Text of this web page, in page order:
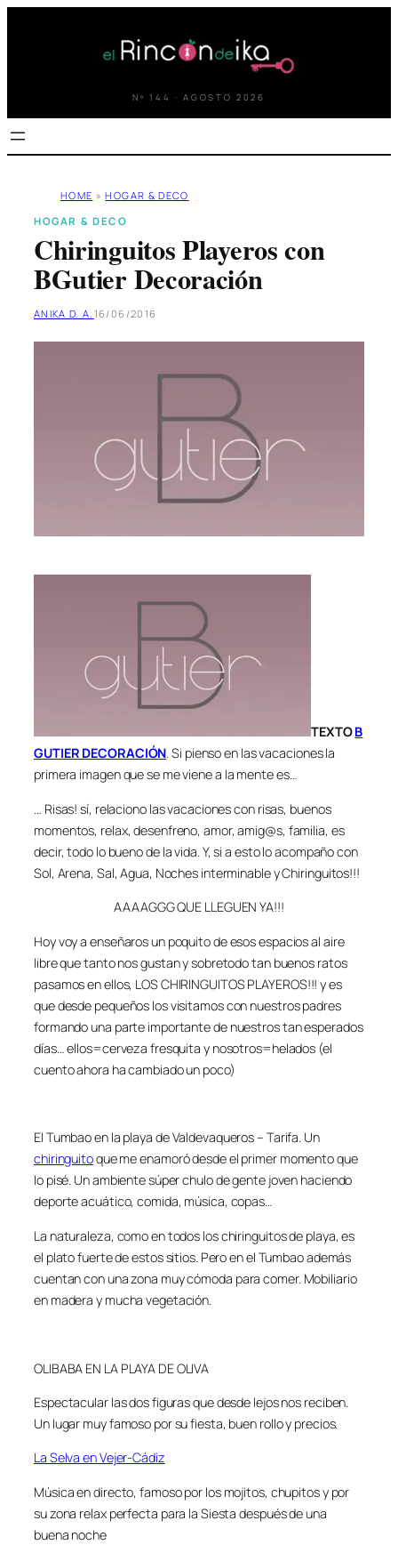
Nº 144 · AGOSTO 2026
HOME » HOGAR & DECO
HOGAR & DECO
Chiringuitos Playeros con
BGutier Decoración
ANIKA D. A. 16/06/2016
TEXTOB
GUTIER DECORACIÓN. Si pienso en las vacaciones la
primera imagen que se me viene a la mente es…
… Risas! sí, relaciono las vacaciones con risas, buenos
momentos, relax, desenfreno, amor, amig@s, familia, es
decir, todo lo bueno de la vida. Y, si a esto lo acompaño con
Sol, Arena, Sal, Agua, Noches interminable y Chiringuitos!!!
AAAAGGG QUE LLEGUEN YA!!!
Hoy voy a enseñaros un poquito de esos espacios al aire
libre que tanto nos gustan y sobretodo tan buenos ratos
pasamos en ellos, LOS CHIRINGUITOS PLAYEROS!!! y es
que desde pequeños los visitamos con nuestros padres
formando una parte importante de nuestros tan esperados
días… ellos=cerveza fresquita y nosotros=helados (el
cuento ahora ha cambiado un poco)
El Tumbao en la playa de Valdevaqueros – Tarifa. Un
chiringuitoque me enamoró desde el primer momento que
lo pisé. Un ambiente súper chulo de gente joven haciendo
deporte acuático, comida, música, copas…
La naturaleza, como en todos los chiringuitos de playa, es
el plato fuerte de estos sitios. Pero en el Tumbao además
cuentan con una zona muy cómoda para comer. Mobiliario
en madera y mucha vegetación.
OLIBABA EN LA PLAYA DE OLIVA
Espectacular las dos figuras que desde lejos nos reciben.
Un lugar muy famoso por su fiesta, buen rollo y precios.
La Selva en Vejer-Cádiz
Música en directo, famoso por los mojitos, chupitos y por
su zona relax perfecta para la Siesta después de una
buena noche